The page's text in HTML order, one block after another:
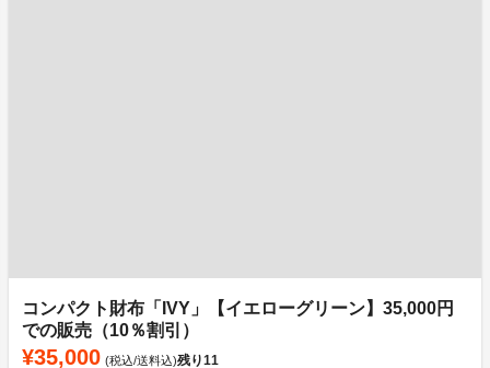
コンパクト財布「IVY」【イエローグリーン】35,000円
での販売（10％割引）
¥35,000 (税込/送料込)残り11